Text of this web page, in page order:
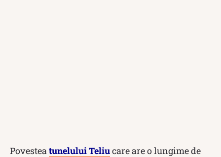
Povestea tunelului Teliucare are o lungime de